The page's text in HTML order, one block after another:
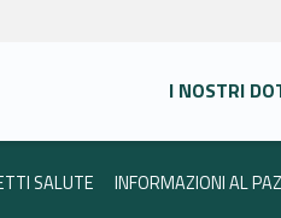
I NOSTRI
SALUTE INFORMAZIONI AL